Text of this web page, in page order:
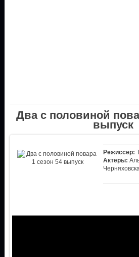
Два с половиной
выпуск
Режиссер:
Актеры: